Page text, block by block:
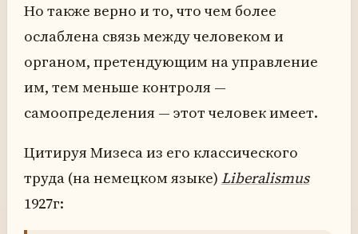
Но также верно и то, что чем более
ослаблена связь между человеком и
органом, претендующим на управление
им, тем меньше контроля —
самоопределения — этот человек имеет.
Цитируя Мизеса из его классического
труда (на немецком языке) Liberalismus
1927г: